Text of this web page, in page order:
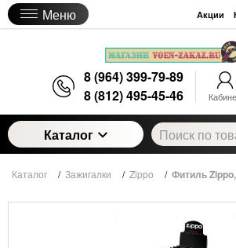
Меню Акции
8 (964) 399-79-89
8 (812) 495-45-46
Каталог
Каталог / Зажигалки / Zippo / Фитиль